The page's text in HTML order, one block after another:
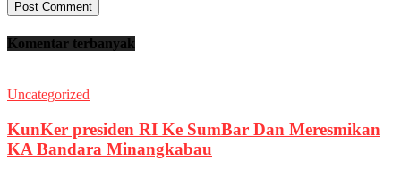
Komentar terbanyak
Uncategorized
KunKer presiden RI Ke SumBar Dan Meresmikan
KA Bandara Minangkabau